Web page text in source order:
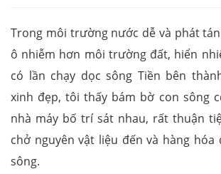
Trong môi trường nước dễ và phát
ô nhiễm hơn môi trường đất, hiển
có lần chạy dọc sông Tiền bên
xinh đẹp, tôi thấy bám bờ con sông
nhà máy bố trí sát nhau, rất thuận
chở nguyên vật liệu đến và hàng
sông.